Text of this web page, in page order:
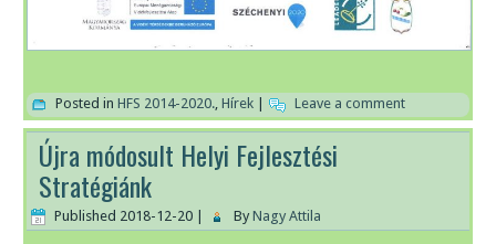
Posted in HFS 2014-2020.,Hírek Leave a comment
Újra módosult Helyi Fejlesztési
Stratégiánk
Published 2018-12-20 By Nagy Attila